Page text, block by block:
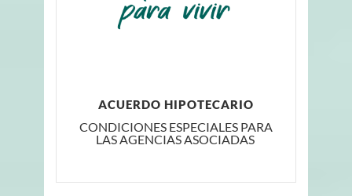
ACUERDO HIPOTECARIO
CONDICIONES ESPECIALES PARA
LAS AGENCIAS ASOCIADAS